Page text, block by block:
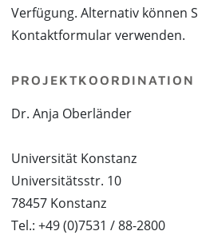
Verfügung. Alternativ können
Kontaktformular verwenden.
PROJEKTKOORDINATION
Dr. Anja Oberländer
Universität Konstanz
Universitätsstr. 10
78457 Konstanz
Tel.: +49 (0)7531 / 88-2800